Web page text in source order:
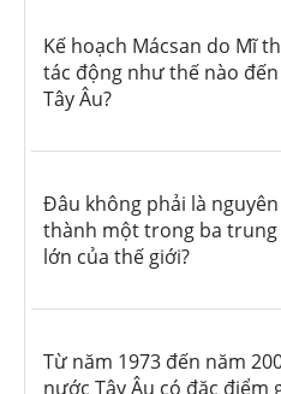
Kế hoạch Mácsan do Mĩ
tác động như thế nào
Tây Âu?
Đâu không phải là
thành một trong ba
lớn của thế giới?
Từ năm 1973 đến năm
nước Tây Âu có đặc điểm